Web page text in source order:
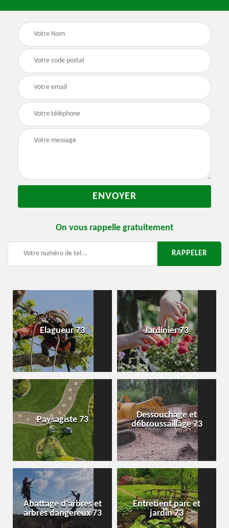
On vous rappelle gratuitement
Elagueur 73 Jardinier 73
Paysagiste 73
Dessouchage et
débroussaillage 73
Abattage d'arbres et
arbres dangereux 73
Entretient parc et
jardin 73